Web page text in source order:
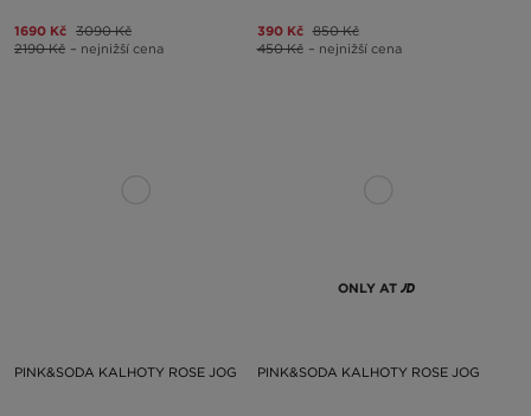
1690 Kč 3090 Kč
2190 Kč – nejnižší cena
390 Kč 850 Kč
450 Kč – nejnižší cena
PINK&SODA KALHOTY ROSE JOG
ONLY AT
PINK&SODA KALHOTY ROSE JOG